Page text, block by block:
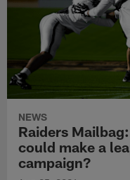
NEWS
Raiders
could make a
campaign?